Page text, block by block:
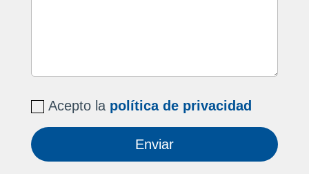
Acepto la política de privacidad
Enviar